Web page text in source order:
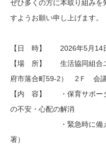
ぜひ多くの方に本取り組みを
すようお願い申し上げます。
【日 時】 2026年5月14
【場 所】 生活協同組合
府市落合町59-2） 2Ｆ 会
【内 容】 ・保育サポータ
の不安・心配の解消
・緊急時に備えた救
署）